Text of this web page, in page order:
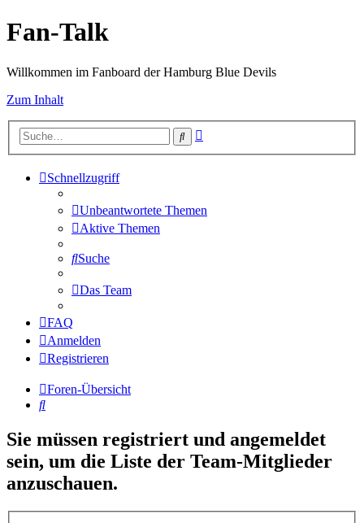
Fan-Talk
Willkommen im Fanboard der Hamburg Blue Devils
Zum Inhalt
Suche
Schnellzugriff
Unbeantwortete Themen
Aktive Themen
Suche
Das Team
FAQ
Anmelden
Registrieren
Foren-Übersicht
Suche
Sie müssen registriert und angemeldet
sein, um die Liste der Team-Mitglieder
anzuschauen.